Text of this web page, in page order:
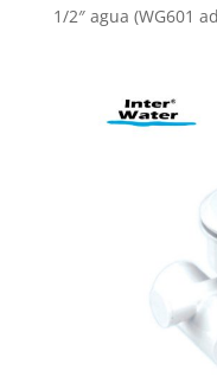
1/2″ agua (WG601